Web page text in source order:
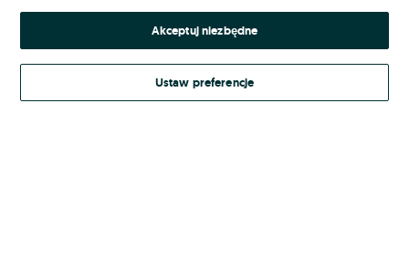
Kontynuując za pośrednictwem jednego z dostawców wskazanych powyżej,
Regulamin serwisu OLX.pl w jego aktualnym brzmieniu.
Akceptuj niezbędne
Ustaw preferencje